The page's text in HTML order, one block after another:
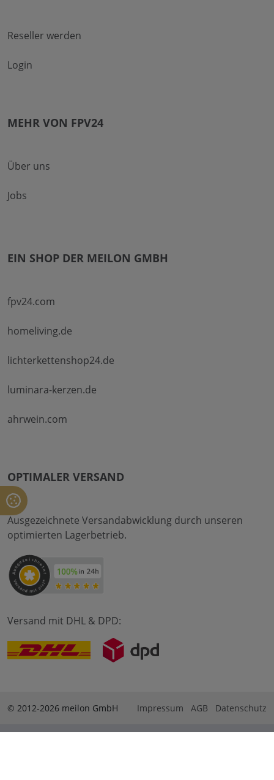
Reseller werden
Login
MEHR VON FPV24
Über uns
Jobs
EIN SHOP DER MEILON GMBH
fpv24.com
homeliving.de
lichterkettenshop24.de
luminara-kerzen.de
ahrwein.com
OPTIMALER VERSAND
Ausgezeichnete Versandabwicklung durch unseren
optimierten Lagerbetrieb.
Versand mit DHL & DPD:
© 2012-2026 meilon GmbH Impressum AGB Datenschutz